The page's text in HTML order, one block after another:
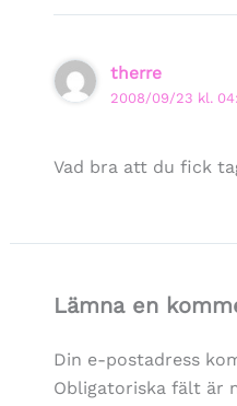
therre
2008/09/23 kl.
Vad bra att du fick
Lämna en
Din e-postadress
Obligatoriska fält är